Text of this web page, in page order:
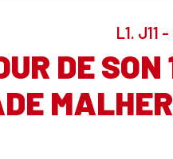
L1. J11
DE